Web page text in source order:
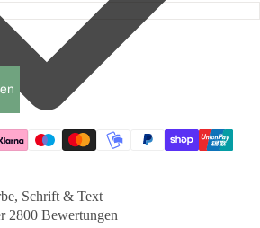
Schrift & Text
2800 Bewertungen